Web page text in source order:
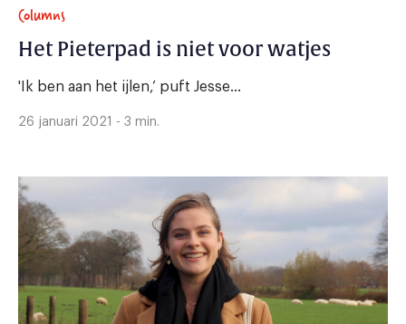
Columns
Het Pieterpad is niet voor watjes
'Ik ben aan het ijlen,’ puft Jesse...
26 januari 2021 - 3 min.